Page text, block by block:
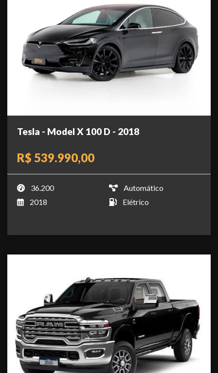
Tesla - Model X 100 D - 2018
R$ 539.990,00
36.200
Automático
2018
Elétrico